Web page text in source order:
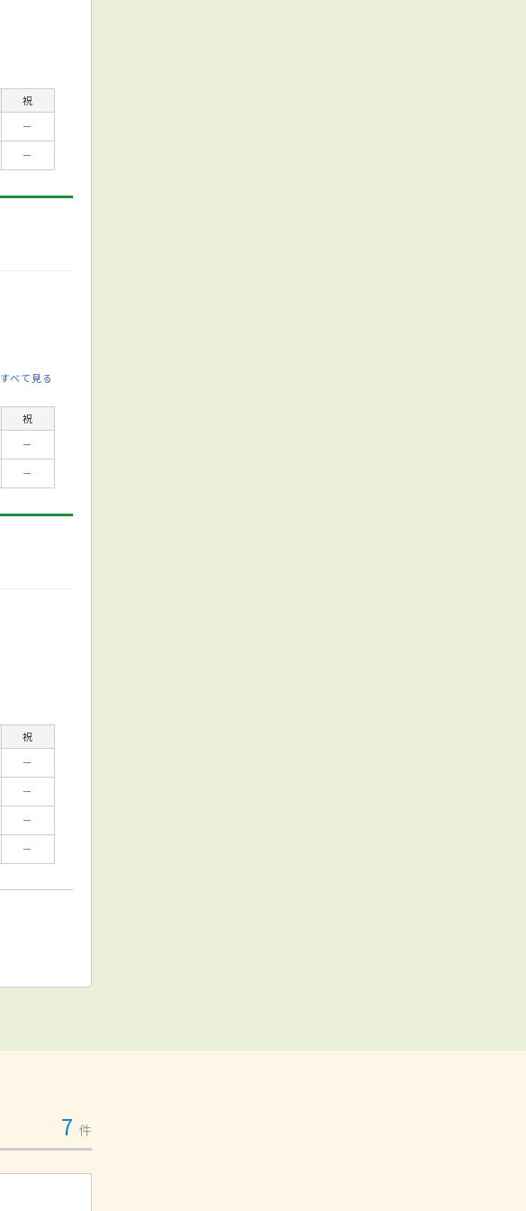
祝
－
－
すべて見る
祝
－
－
祝
－
－
－
－
7 件